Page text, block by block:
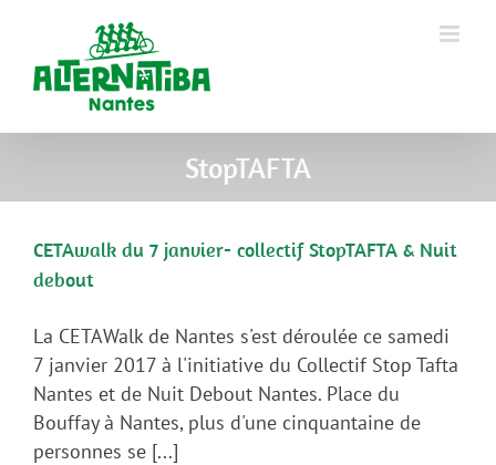
StopTAFTA
CETAwalk du 7 janvier- collectif StopTAFTA & Nuit
debout
La CETAWalk de Nantes s'est déroulée ce samedi
7 janvier 2017 à l'initiative du Collectif Stop Tafta
Nantes et de Nuit Debout Nantes. Place du
Bouffay à Nantes, plus d'une cinquantaine de
personnes se [...]